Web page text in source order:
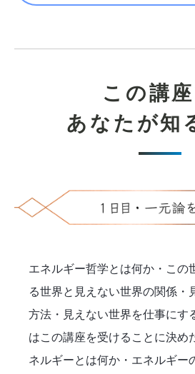
この講
あなたが知
エネルギー哲学とは何か・この
る世界と見えない世界の関係・
方法・見えない世界を仕事にす
はこの講座を受けることに決め
ネルギーとは何か・エネルギー